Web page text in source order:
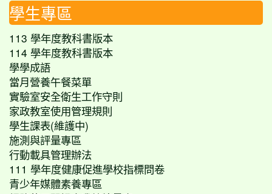
學生專區
113 學年度教科書版本
114 學年度教科書版本
學學成語
當月營養午餐菜單
實驗室安全衛生工作守則
家政教室使用管理規則
學生課表(維護中)
施測與評量專區
行動載具管理辦法
111 學年度健康促進學校指標問卷
青少年媒體素養專區